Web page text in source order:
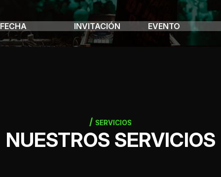
FECHA INVITACIÓN EVENTO
SERVICIOS
NUESTROS SERVICIOS